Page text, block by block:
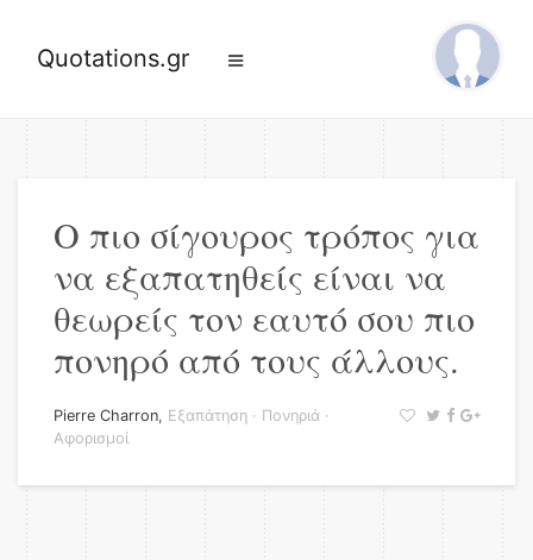
Quotations.gr
Ο πιο σίγουρος τρόπος για
να εξαπατηθείς είναι να
θεωρείς τον εαυτό σου πιο
πονηρό από τους άλλους.
Pierre Charron, Εξαπάτηση · Πονηριά ·
Αφορισμοί